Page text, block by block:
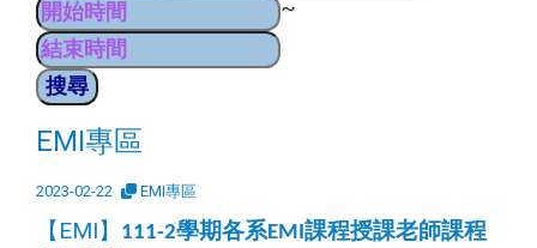
~
EMI專區
2023-02-22 EMI專區
【EMI】 111-2學期各系EMI課程授課老師課程